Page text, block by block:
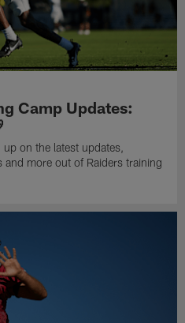
Camp Updates:
on the latest updates,
more out of Raiders training